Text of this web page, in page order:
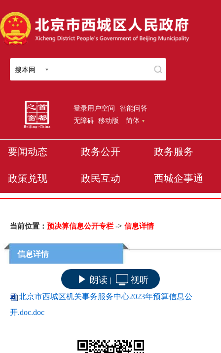
搜本网
登录用户空间 智能问答
无障碍 移动版 简体
要闻动态 政务公开 政务服务
政策兑现 政民互动 西城企事通
当前位置： 预决算信息公开专栏 -> 信息详情
信息详情
朗读 | 视听
北京市西城区机关事务服务中心2023年预算信息公
开.doc.doc